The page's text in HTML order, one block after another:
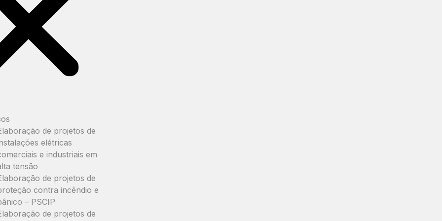
de projetos de
elétricas
e industriais em
tensão
de projetos de
contra incêndio e
– PSCIP
de projetos de